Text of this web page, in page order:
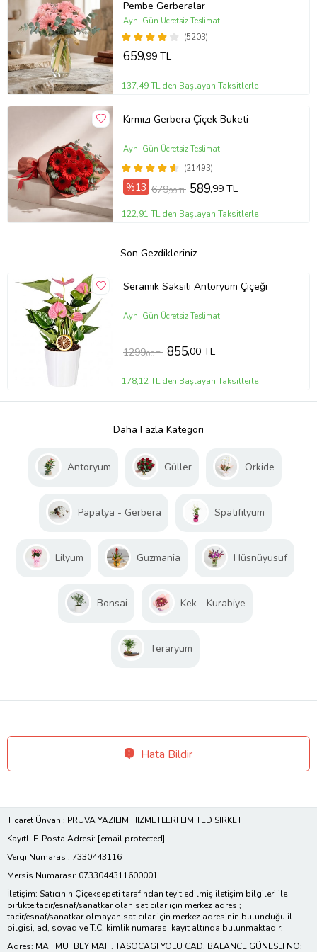
Pembe Gerberalar
(5203)
Aynı Gün Ücretsiz Teslimat
659,99 TL
137,49 TL'den Başlayan Taksitlerle
Kırmızı Gerbera Çiçek Buketi
(21493)
Aynı Gün Ücretsiz Teslimat
%13 679,99 TL 589,99 TL
122,91 TL'den Başlayan Taksitlerle
Son Gezdikleriniz
Seramik Saksılı Antoryum Çiçeği
Aynı Gün Ücretsiz Teslimat
1299,00 TL 855,00 TL
178,12 TL'den Başlayan Taksitlerle
Daha Fazla Kategori
Antoryum Güller Orkide
Papatya - Gerbera Spatifilyum
Lilyum Guzmania Hüsnüyusuf
Bonsai Kek - Kurabiye
Teraryum
Hata Bildir
Ticaret Ünvanı: PRUVA YAZILIM HIZMETLERI LIMITED SIRKETI
Kayıtlı E-Posta Adresi: [email protected]
Vergi Numarası: 7330443116
Mersis Numarası: 0733044311600001
İletişim: Satıcının Çiçeksepeti tarafından teyit edilmiş iletişim bilgileri ile
birlikte tacir/esnaf/sanatkar olan satıcılar için merkez adresi;
tacir/esnaf/sanatkar olmayan satıcılar için merkez adresinin bulunduğu il
bilgisi, ad, soyad ve T.C. kimlik numarası kayıt altında bulunmaktadır.
Adres: MAHMUTBEY MAH. TASOCAGI YOLU CAD. BALANCE GÜNESLI NO: